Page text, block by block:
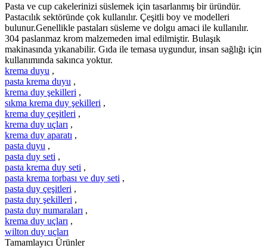
Pasta ve cup cakelerinizi süslemek için tasarlanmış bir üründür.
Pastacılık sektöründe çok kullanılır. Çeşitli boy ve modelleri
bulunur.Genellikle pastaları süsleme ve dolgu amaci ile kullanılır.
304 paslanmaz krom malzemeden imal edilmiştir. Bulaşık
makinasında yıkanabilir. Gıda ile temasa uygundur, insan sağlığı için
kullanımında sakınca yoktur.
krema duyu ,
pasta krema duyu ,
krema duy şekilleri ,
sıkma krema duy şekilleri ,
krema duy çeşitleri ,
krema duy uçları ,
krema duy aparatı ,
pasta duyu ,
pasta duy seti ,
pasta krema duy seti ,
pasta krema torbası ve duy seti ,
pasta duy çeşitleri ,
pasta duy şekilleri ,
pasta duy numaraları ,
krema duy uçları ,
wilton duy uçları
Tamamlayıcı Ürünler